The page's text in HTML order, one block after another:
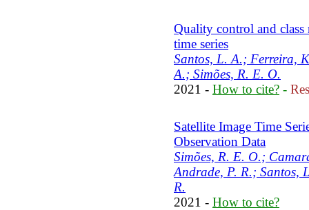
Quality control and class
time series
Santos, L. A.; Ferreira,
A.; Simões, R. E. O.
2021 - How to cite? -
Satellite Image Time
Observation Data
Simões, R. E. O.;
Andrade, P. R.;
R.
2021 - How to cite?